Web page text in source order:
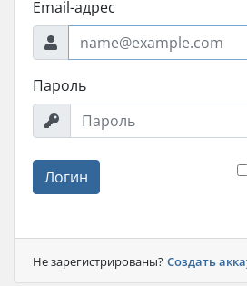
Email-адрес
Пароль
Логин
Не зарегистрированы? Создать